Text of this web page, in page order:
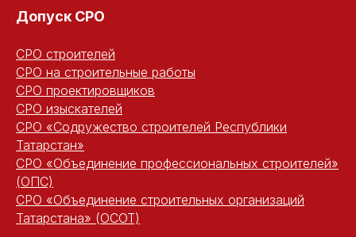
Допуск СРО
СРО строителей
СРО на строительные работы
СРО проектировщиков
СРО изыскателей
СРО «Содружество строителей Республики
Татарстан»
СРО «Объединение профессиональных строителей»
(ОПС)
СРО «Объединение строительных организаций
Татарстана» (ОСОТ)